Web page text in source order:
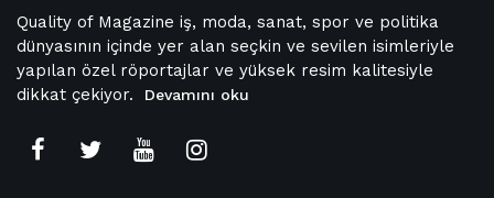
Quality of Magazine iş, moda, sanat, spor ve politika
dünyasının içinde yer alan seçkin ve sevilen isimleriyle
yapılan özel röportajlar ve yüksek resim kalitesiyle
dikkat çekiyor.
Devamını oku